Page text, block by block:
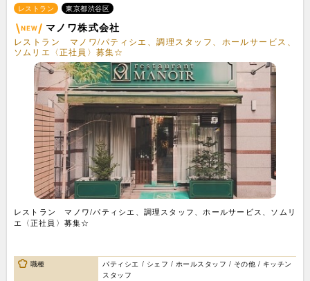
レストラン
東京都渋谷区
マノワ株式会社
レストラン マノワ/パティシエ、調理スタッフ、ホールサービス、
ソムリエ〈正社員〉募集☆
レストラン マノワ/パティシエ、調理スタッフ、ホールサービス、ソムリ
エ〈正社員〉募集☆
職種
パティシエ / シェフ / ホールスタッフ / その他 / キッチン
スタッフ